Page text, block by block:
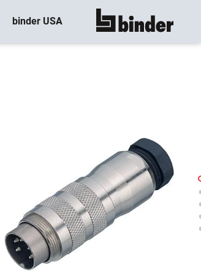
binder USA mostrar todo